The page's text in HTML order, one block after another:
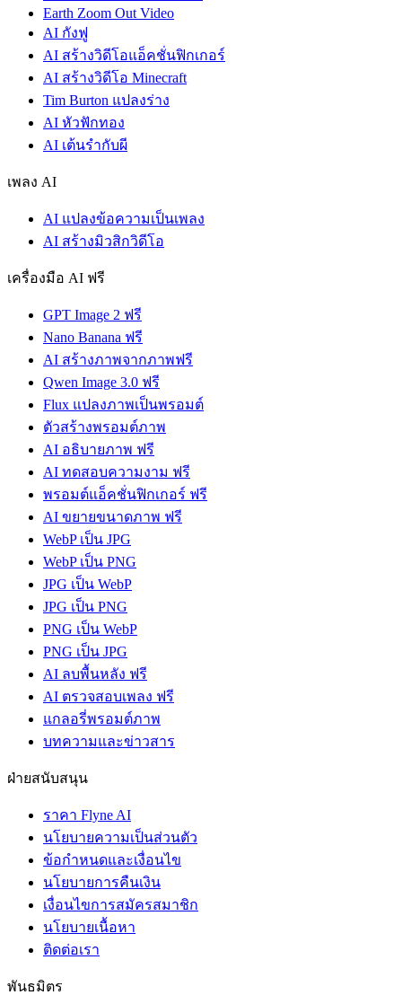
Earth Zoom Out Video
AI กังฟู
AI สร้างวิดีโอแอ็คชั่นฟิกเกอร์
AI สร้างวิดีโอ Minecraft
Tim Burton แปลงร่าง
AI หัวฟักทอง
AI เต้นรำกับผี
เพลง AI
AI แปลงข้อความเป็นเพลง
AI สร้างมิวสิกวิดีโอ
เครื่องมือ AI ฟรี
GPT Image 2 ฟรี
Nano Banana ฟรี
AI สร้างภาพจากภาพฟรี
Qwen Image 3.0 ฟรี
Flux แปลงภาพเป็นพรอมต์
ตัวสร้างพรอมต์ภาพ
AI อธิบายภาพ ฟรี
AI ทดสอบความงาม ฟรี
พรอมต์แอ็คชั่นฟิกเกอร์ ฟรี
AI ขยายขนาดภาพ ฟรี
WebP เป็น JPG
WebP เป็น PNG
JPG เป็น WebP
JPG เป็น PNG
PNG เป็น WebP
PNG เป็น JPG
AI ลบพื้นหลัง ฟรี
AI ตรวจสอบเพลง ฟรี
แกลอรี่พรอมต์ภาพ
บทความและข่าวสาร
ฝ่ายสนับสนุน
ราคา Flyne AI
นโยบายความเป็นส่วนตัว
ข้อกำหนดและเงื่อนไข
นโยบายการคืนเงิน
เงื่อนไขการสมัครสมาชิก
นโยบายเนื้อหา
ติดต่อเรา
พันธมิตร